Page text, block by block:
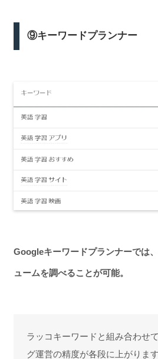
⑨キーワードプランナー
Googleキーワードプランナーでは
ュームを調べることが可能。
ラッコキーワードと組み合わせ
グ運営の精度が各段に上がります